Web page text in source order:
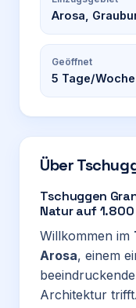
Arosa,
Geöffnet
5 Tage/Woche
Über
Tschuggen
Natur auf
Willkommen im
Arosa, einem
Architektur